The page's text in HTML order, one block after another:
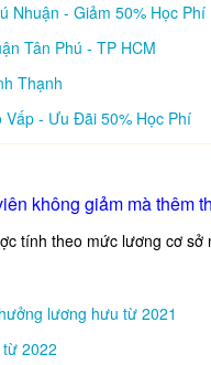
Nhuận - Giảm 50% Học Phí
Tân Phú - TP HCM
Thạnh
Vấp - Ưu Đãi 50% Học Phí
không giảm mà thêm
tính theo mức lương cơ
lương hưu từ 2021
2022